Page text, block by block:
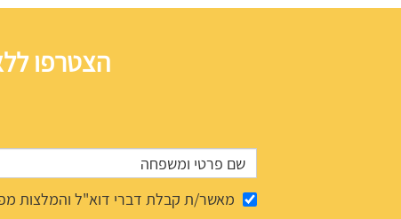
הצטרפו
מאשר/ת קבלת דברי דוא"ל והמלצות